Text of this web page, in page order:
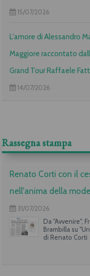
Il regalo di Natale
Ferdinando Albertazzi
15/07/2026
L'amore di Alessandro
Maggiore raccontato
Grand Tour Raffaele
14/07/2026
Rassegna stampa
Renato Corti con il
nell'anima della
31/07/2026
Da "Avvenire",
Brambilla su
di Renato Corti